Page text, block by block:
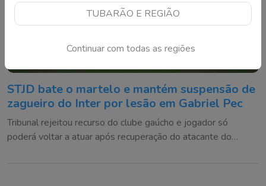
TUBARÃO E REGIÃO
Continuar com todas as regiões
STJD bate o martelo e mantém suspensão de
zagueiro do Inter por lesão em Gabriel Pec
Tribunal rejeitou recurso do clube gaúcho e jogador só
poderá voltar a atuar após recuperação do atacante do